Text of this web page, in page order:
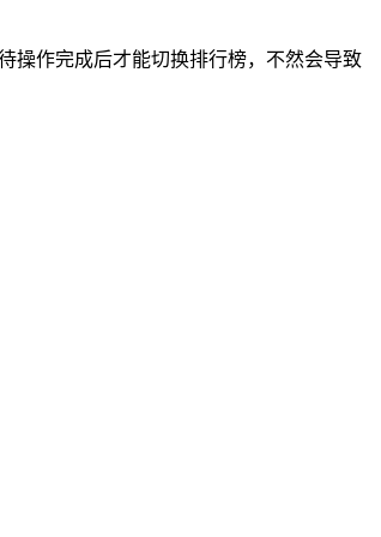
操作完成后才能切换排行榜，不然会导致